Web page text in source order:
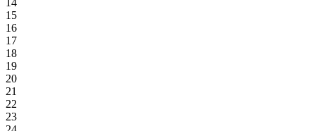
14
15
16
17
18
19
20
21
22
23